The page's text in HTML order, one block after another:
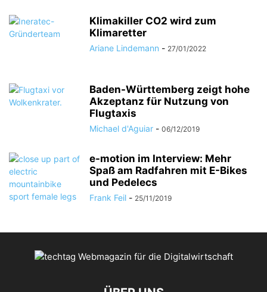
Klimakiller CO2 wird zum
Klimaretter
Ariane Lindemann - 27/01/2022
Baden-Württemberg zeigt hohe
Akzeptanz für Nutzung von
Flugtaxis
Michael d'Aguiar - 06/12/2019
e-motion im Interview: Mehr
Spaß am Radfahren mit E-Bikes
und Pedelecs
Frank Feil - 25/11/2019